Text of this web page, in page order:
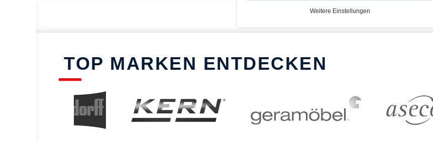
TOP MARKEN ENTDECKEN
Weitere Einstellungen